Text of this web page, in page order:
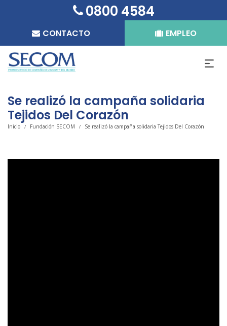
0800 4584
EMPLEO
CONTACTO
Se realizó la campaña solidaria
Tejidos Del Corazón
Inicio / Fundación SECOM / Se realizó la campaña solidaria Tejidos Del Corazón